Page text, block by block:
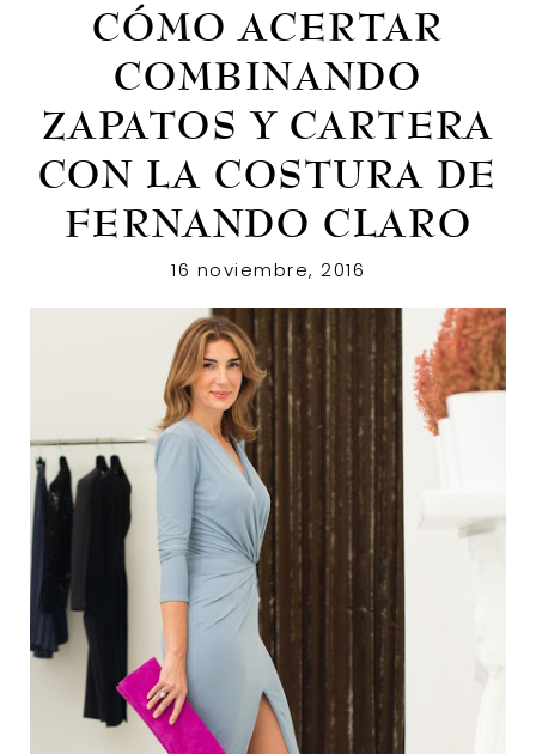
DE
NOVIEMBRE
DE
2016
CÓMO ACERTAR
COMBINANDO
ZAPATOS Y CARTERA
CON LA COSTURA DE
FERNANDO CLARO
16 noviembre, 2016